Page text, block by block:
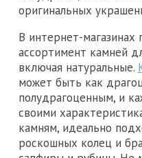
оригинальных
В интернет-
ассортимент камней
включая натуральные.
может быть как
полудрагоценным, и
своими
камням, идеально
роскошных колец и